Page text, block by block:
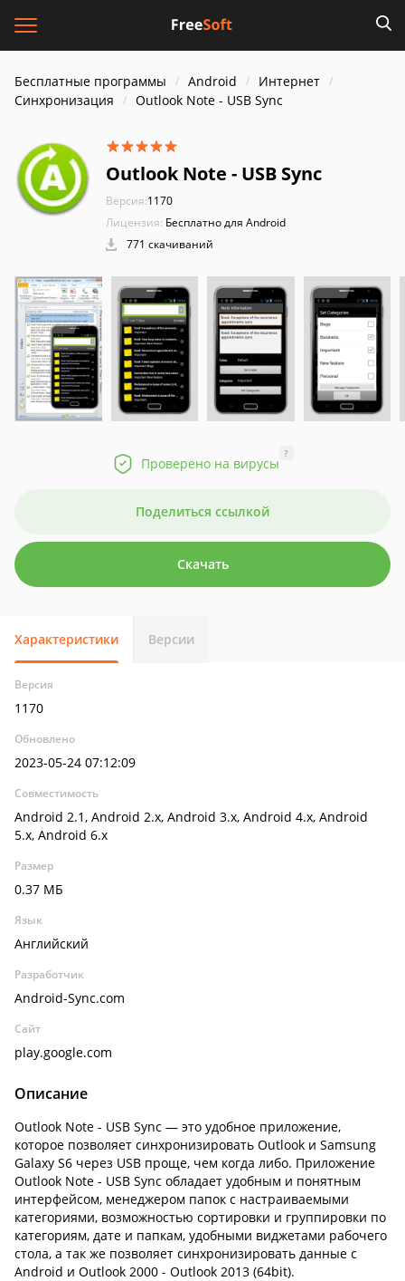
Бесплатные программы Android
Интернет
Синхронизация
Outlook Note - USB Sync
Outlook Note - USB Sync
Версия:1170
Лицензия: Бесплатно для Android
771 скачиваний
Проверено на вирусы
?
Поделиться ссылкой
Скачать
Характеристики Версии
Версия
1170
Обновлено
2023-05-24 07:12:09
Совместимость
Android 2.1, Android 2.x, Android 3.x, Android 4.x, Android
5.x, Android 6.x
Размер
0.37 МБ
Язык
Английский
Разработчик
Android-Sync.com
Сайт
play.google.com
Описание
Outlook Note - USB Sync — это удобное приложение,
которое позволяет синхронизировать Outlook и Samsung
Galaxy S6 через USB проще, чем когда либо. Приложение
Outlook Note - USB Sync обладает удобным и понятным
интерфейсом, менеджером папок с настраиваемыми
категориями, возможностью сортировки и группировки по
категориям, дате и папкам, удобными виджетами рабочего
стола, а так же позволяет синхронизировать данные с
Android и Outlook 2000 - Outlook 2013 (64bit).